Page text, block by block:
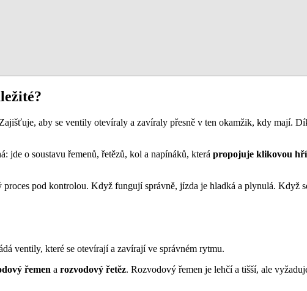
aby se ventily otevíraly a zavíraly přesně v ten okamžik, kdy mají.
jde o soustavu řemenů, řetězů, kol a napínáků, která propojuje klikovou
pod kontrolou. Když fungují správně, jízda je hladká a plynulá. Když
ventily, které se otevírají a zavírají ve správném rytmu.
řemen a rozvodový řetěz. Rozvodový řemen je lehčí a tišší, ale